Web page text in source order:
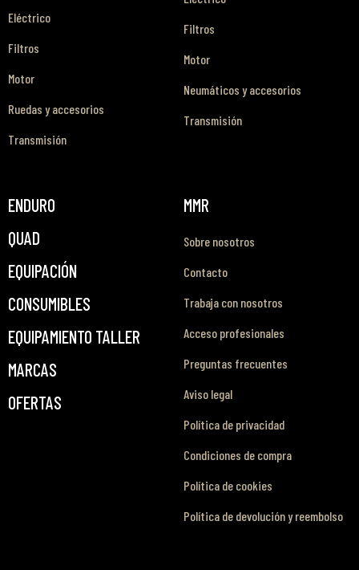
Eléctrico
Filtros
Motor
Ruedas y accesorios
Transmisión
Filtros
Motor
Neumáticos y accesorios
Transmisión
ENDURO
QUAD
EQUIPACIÓN
CONSUMIBLES
EQUIPAMIENTO TALLER
MARCAS
OFERTAS
MMR
Sobre nosotros
Contacto
Trabaja con nosotros
Acceso profesionales
Preguntas frecuentes
Aviso legal
Política de privacidad
Condiciones de compra
Política de cookies
Política de devolución y reembolso